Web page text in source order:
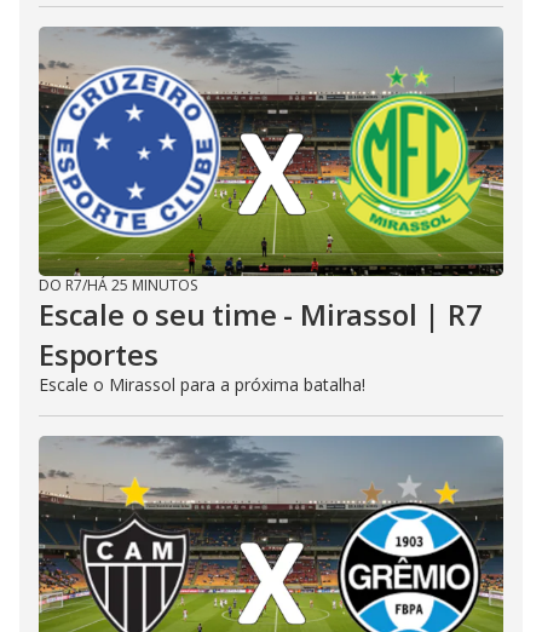
DO R7/HÁ 25 MINUTOS
Escale o seu time - Mirassol | R7
Esportes
Escale o Mirassol para a próxima batalha!